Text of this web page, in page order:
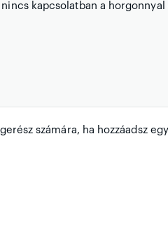
kapcsolatban a
számára, ha hozzáadsz